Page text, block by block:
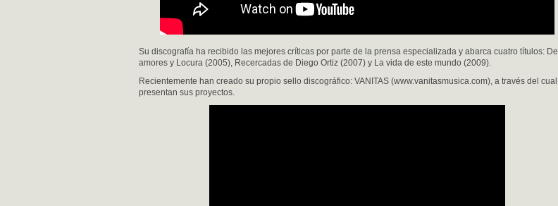
Su discografía ha recibido las mejores críticas por parte de la prensa especializada y abarca cuatro títulos: De
amores y Locura (2005), Recercadas de Diego Ortiz (2007) y La vida de este mundo (2009).
Recientemente han creado su propio sello discográfico: VANITAS (www.vanitasmusica.com), a través del cual
presentan sus proyectos.